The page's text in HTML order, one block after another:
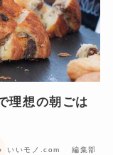
理想の朝ごは
いいモノ.com 編集部